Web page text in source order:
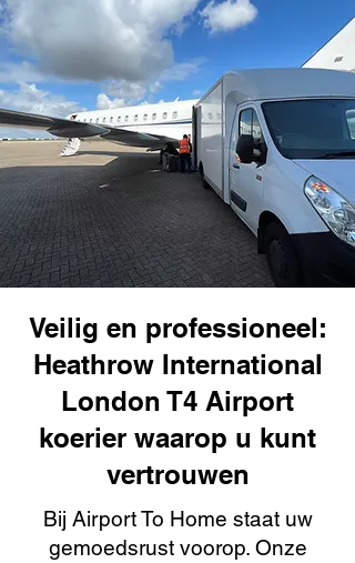
Veilig en professioneel:
Heathrow International
London T4 Airport
koerier waarop u kunt
vertrouwen
Bij Airport To Home staat uw
gemoedsrust voorop. Onze